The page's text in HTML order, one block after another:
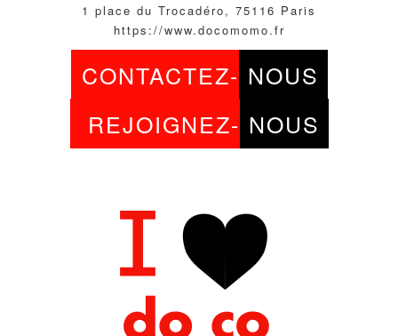
1 place du Trocadéro, 75116 Paris
https://www.docomomo.fr
CONTACTEZ- NOUS
REJOIGNEZ- NOUS